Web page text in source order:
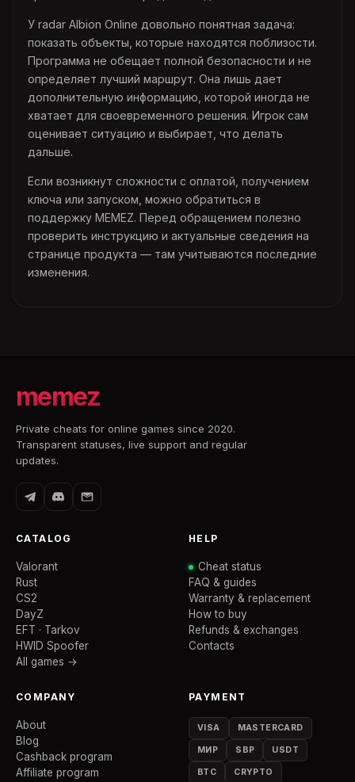
У radar Albion Online довольно понятная задача:
показать объекты, которые находятся поблизости.
Программа не обещает полной безопасности и не
определяет лучший маршрут. Она лишь дает
дополнительную информацию, которой иногда не
хватает для своевременного решения. Игрок сам
оценивает ситуацию и выбирает, что делать
дальше.
Если возникнут сложности с оплатой, получением
ключа или запуском, можно обратиться в
поддержку MEMEZ. Перед обращением полезно
проверить инструкцию и актуальные сведения на
странице продукта — там учитываются последние
изменения.
memez
Private cheats for online games since 2020.
Transparent statuses, live support and regular
updates.
CATALOG
Valorant
Rust
CS2
DayZ
EFT · Tarkov
HWID Spoofer
All games →
HELP
Cheat status
FAQ & guides
Warranty & replacement
How to buy
Refunds & exchanges
Contacts
COMPANY
About
Blog
Cashback program
Affiliate program
PAYMENT
VISA MASTERCARD
МИР SBP USDT
BTC CRYPTO